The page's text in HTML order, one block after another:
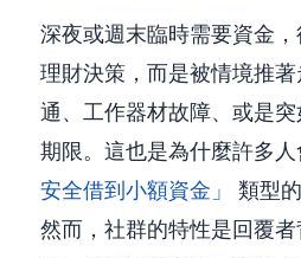
深夜或週末臨時需要資金
理財決策，而是被情境推
通、工作器材故障、或是
期限。這也是為什麼許多人
安全借到小額資金」
類型
然而，社群的特性是回覆